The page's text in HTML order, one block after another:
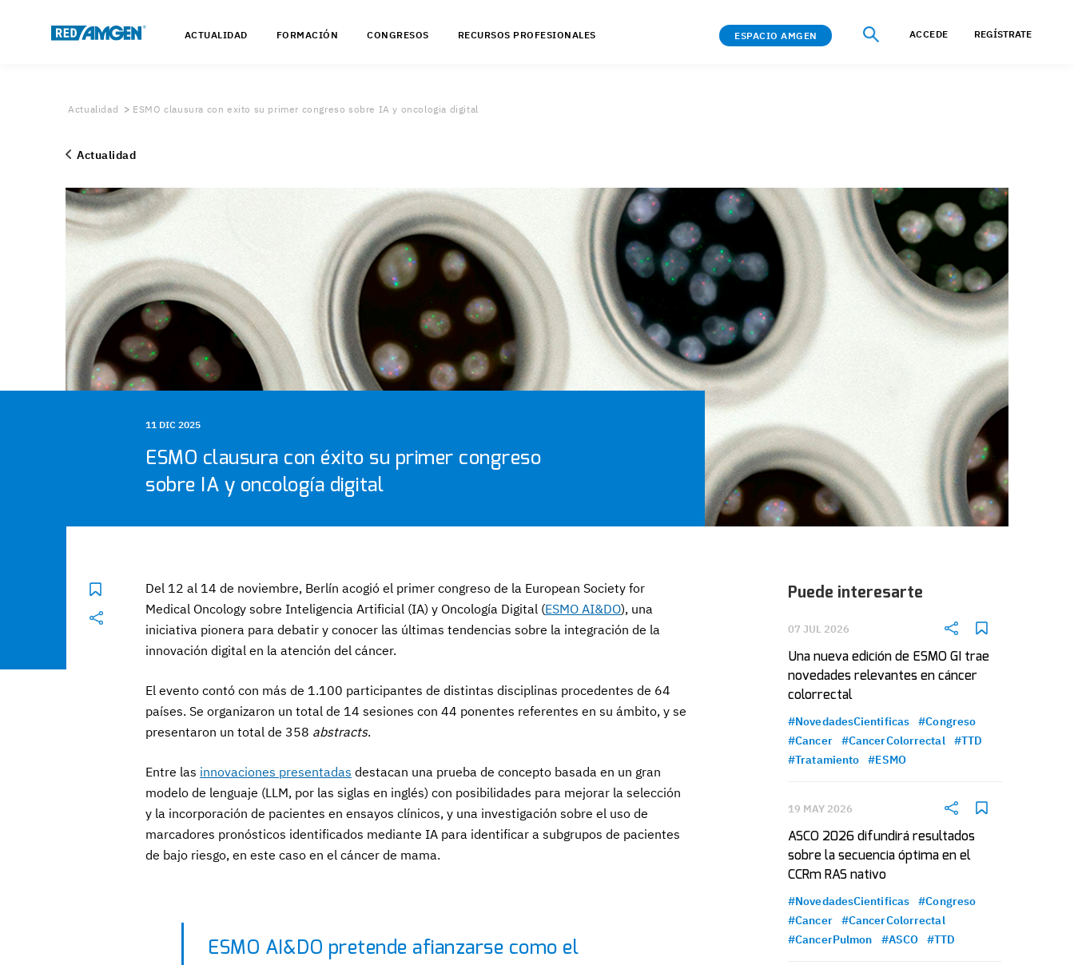
ACTUALIDAD FORMACIÓN CONGRESOS RECURSOS PROFESIONALES ESPACIO AMGEN ACCEDE REGÍSTRATE
Actualidad ESMO clausura con exito su primer congreso sobre IA y oncologia digital
Actualidad
11 DIC 2025
ESMO clausura con éxito su primer congreso
sobre IA y oncología digital
Del 12 al 14 de noviembre, Berlín acogió el primer congreso de la European Society for
Medical Oncology sobre Inteligencia Artificial (IA) y Oncología Digital (ESMO AI&DO), una
iniciativa pionera para debatir y conocer las últimas tendencias sobre la integración de la
innovación digital en la atención del cáncer.
El evento contó con más de 1.100 participantes de distintas disciplinas procedentes de 64
países. Se organizaron un total de 14 sesiones con 44 ponentes referentes en su ámbito, y se
presentaron un total de 358 abstracts.
Entre las innovaciones presentadas destacan una prueba de concepto basada en un gran
modelo de lenguaje (LLM, por las siglas en inglés) con posibilidades para mejorar la selección
y la incorporación de pacientes en ensayos clínicos, y una investigación sobre el uso de
marcadores pronósticos identificados mediante IA para identificar a subgrupos de pacientes
de bajo riesgo, en este caso en el cáncer de mama.
ESMO AI&DO pretende afianzarse como el
Puede interesarte
07 JUL 2026
Una nueva edición de ESMO GI trae
novedades relevantes en cáncer
colorrectal
#NovedadesCientificas
#Congreso
#Cancer
#CancerColorrectal
#TTD
#Tratamiento
#ESMO
19 MAY 2026
ASCO 2026 difundirá resultados
sobre la secuencia óptima en el
CCRm RAS nativo
#NovedadesCientificas
#Congreso
#Cancer
#CancerColorrectal
#CancerPulmon
#ASCO #TTD